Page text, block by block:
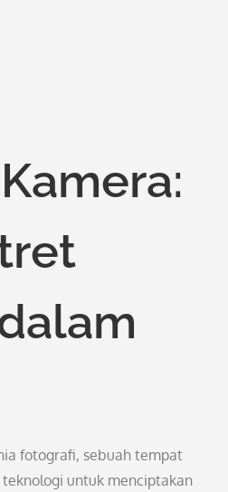
fotografi, sebuah tempat
untuk menciptakan